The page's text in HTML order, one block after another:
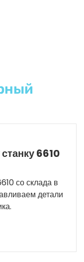
6610
со склада в
детали